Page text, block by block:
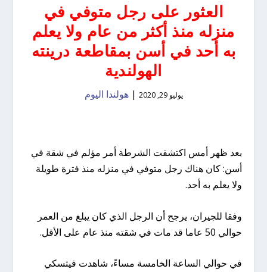
العثور على رجل متوفي في
منزله منذ أكثر من عام ولا يعلم
به أحد في أسن بمقاطعة درينته
الهولندية
يوليو 29, 2020 |هولندا اليوم
بعد ظهر أمس اكتشقت الشرطة أمر مؤلم في شقة في
أسن: كان هناك رجل متوفي في منزله منذ فترة طويلة
ولا يعلم به أحد.
وفقا للجيران، يرجح أن الرجل الذي كان يبلغ من العمر
حوالي 50 عاما قد مات في شقته منذ عام على الأقل.
في حوالي الساعة الخامسة مساءً، شاهدت فيتسكي